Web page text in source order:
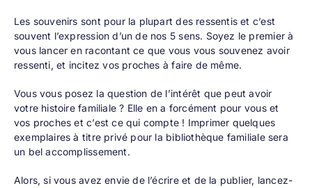
Les souvenirs sont pour la plupart des ressentis et c’est
souvent l’expression d’un de nos 5 sens. Soyez le premier à
vous lancer en racontant ce que vous vous souvenez avoir
ressenti, et incitez vos proches à faire de même.
Vous vous posez la question de l’intérêt que peut avoir
votre histoire familiale ? Elle en a forcément pour vous et
vos proches et c’est ce qui compte ! Imprimer quelques
exemplaires à titre privé pour la bibliothèque familiale sera
un bel accomplissement.
Alors, si vous avez envie de l’écrire et de la publier, lancez-